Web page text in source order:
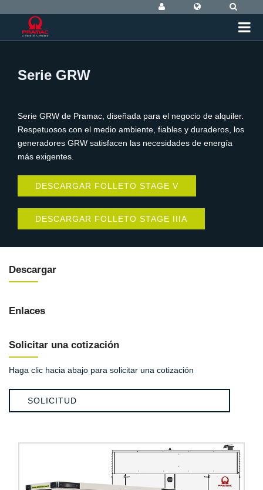
Serie GRW
Serie GRW de Pramac, diseñada para el negocio de alquiler.
Respetuosos con el medio ambiente, fiables y duraderos, los
generadores GRW satisfacen las necesidades de energía
más exigentes.
DESCARGAR FOLLETO STAGE V
DESCARGAR FOLLETO STAGE IIIA
Descargar
Enlaces
Solicitar una cotización
Haga clic hacia abajo para solicitar una cotización
SOLICITUD